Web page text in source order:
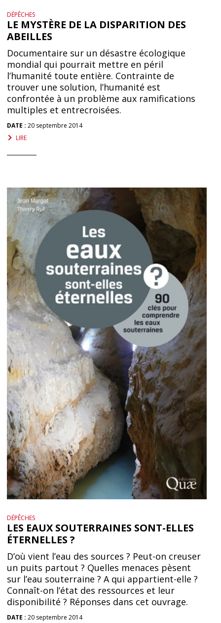
DÉPÊCHES
LE MYSTÈRE DE LA DISPARITION DES
ABEILLES
Documentaire sur un désastre écologique
mondial qui pourrait mettre en péril
l’humanité toute entière. Contrainte de
trouver une solution, l’humanité est
confrontée à un problème aux ramifications
multiples et entrecroisées.
DATE : 20 septembre 2014
LIRE
DÉPÊCHES
LES EAUX SOUTERRAINES SONT-ELLES
ÉTERNELLES ?
D’où vient l’eau des sources ? Peut-on creuser
un puits partout ? Quelles menaces pèsent
sur l’eau souterraine ? A qui appartient-elle ?
Connaît-on l’état des ressources et leur
disponibilité ? Réponses dans cet ouvrage.
DATE : 20 septembre 2014